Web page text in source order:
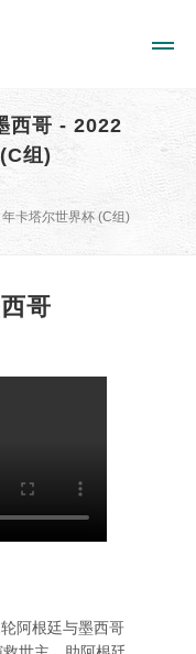
西哥 - 2022
组)
卡塔尔世界杯 (C组)
哥
阿根廷与墨西哥